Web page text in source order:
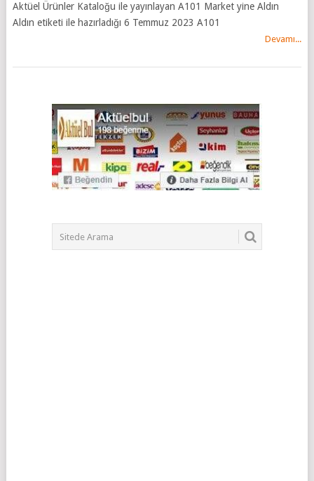
Aktüel Ürünler Kataloğu ile yayınlayan A101 Market yine Aldın
Aldın etiketi ile hazırladığı 6 Temmuz 2023 A101
Devamı...
NAVIGATION